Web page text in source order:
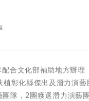
文化部補助地方辦理
彰化縣傑出及潛力演
隊，2團獲選潛力演藝